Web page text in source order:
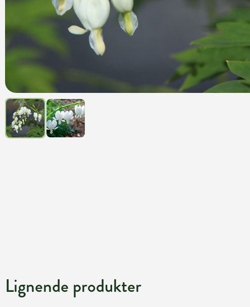
Lignende produkter